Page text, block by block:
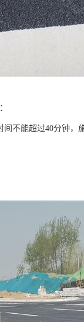
不能超过40分钟，